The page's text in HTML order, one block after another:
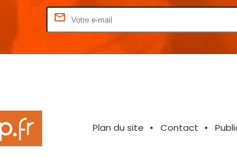
Plan du site Contact